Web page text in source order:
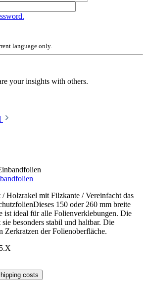
language only.
your insights with others.
/ Holzrakel mit Filzkante / Vereinfacht das
150 oder 260 mm breite
ist ideal für alle Folienverklebungen. Die
besonders stabil und haltbar. Die
Zerkratzen der Folienoberfläche.
costs